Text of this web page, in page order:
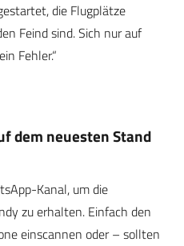
die Flugplätze
Feind sind. Sich nur auf
Fehler.“
dem neuesten Stand
Kanal, um die
zu erhalten. Einfach den
einscannen oder – sollten